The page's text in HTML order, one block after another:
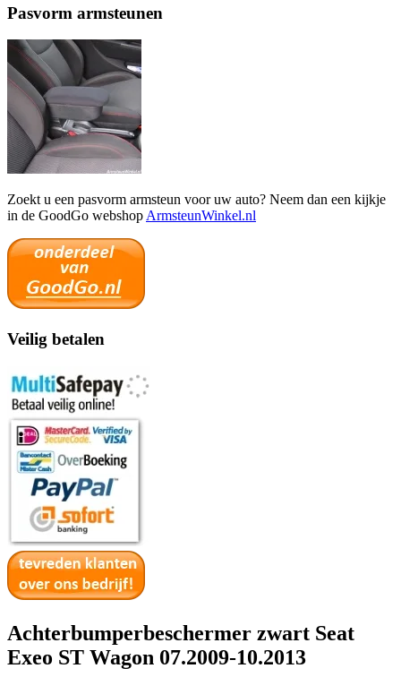
Pasvorm armsteunen
Zoekt u een pasvorm armsteun voor uw auto? Neem dan een kijkje
in de GoodGo webshop ArmsteunWinkel.nl
Veilig betalen
Achterbumperbeschermer zwart Seat
Exeo ST Wagon 07.2009-10.2013